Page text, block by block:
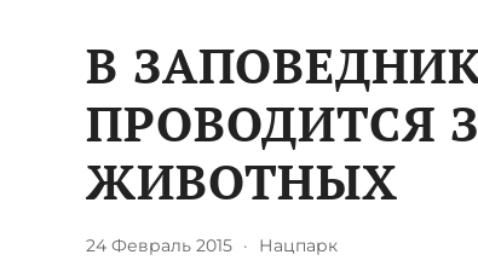
В
ПРОВОДИТСЯ
ЖИВОТНЫХ
24 Февраль 2015 · Нацпарк